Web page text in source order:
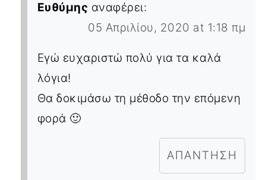
Ευθύμης αναφέρει:
05 Απριλίου, 2020 at 1:18 πμ
Εγώ ευχαριστώ πολύ για τα καλά
λόγια!
Θα δοκιμάσω τη μέθοδο την επόμενη
φορά 🙂
ΑΠΆΝΤΗΣΗ